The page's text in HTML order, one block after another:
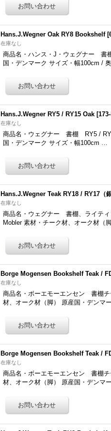
Hans.J.Wegner Oak RY8 Bookshelf [
在庫なし
商品名・ハンス・J・ウェグナー 書
国・デンマーク サイズ・幅100cm /
Hans.J.Wegner RY5 / RY15 Oak [
在庫なし
商品名・ウェグナー 書棚 RY5 /
国・デンマーク サイズ・幅100cm …
Hans.J.Wegner Teak RY18 / RY17（
在庫なし
商品名・ウェグナー 書棚、ライテ
Mobler 素材・チーク材、オーク材（
Borge Mogensen Bookshelf Teak /
在庫なし
商品名・ボーエモーエンセン 書棚チ
材、オーク材（脚） 原産国・デンマ
Borge Mogensen Bookshelf Teak /
在庫なし
商品名・ボーエモーエンセン 書棚チ
材、オーク材（脚） 原産国・デンマ